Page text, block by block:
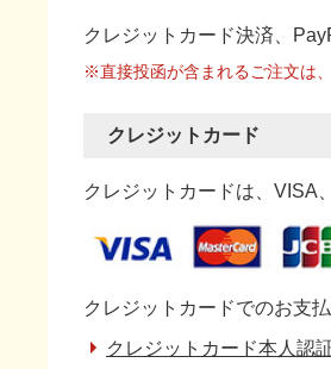
クレジットカード決済、
※直接投函が含まれるご注文は
クレジットカード
クレジットカードは、VISA
クレジットカードでのお支
クレジットカード本人認